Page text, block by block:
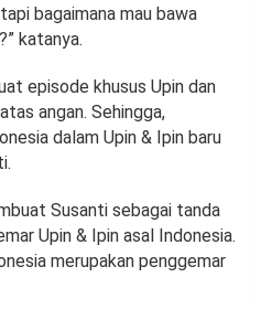
bagaimana mau bawa
katanya.
episode khusus Upin dan
angan. Sehingga,
dalam Upin & Ipin baru
Susanti sebagai tanda
Upin & Ipin asal Indonesia.
merupakan penggemar